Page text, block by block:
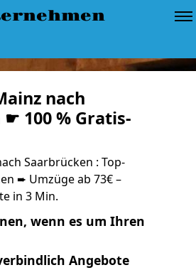
nach
100 % Gratis-
Saarbrücken : Top-
➨ Umzüge ab 73€ –
in 3 Min.
wenn es um Ihren
Angebote